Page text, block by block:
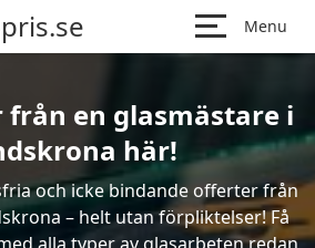
Menu
från en glasmästare i
här!
och icke bindande offerter från
– helt utan förpliktelser! Få